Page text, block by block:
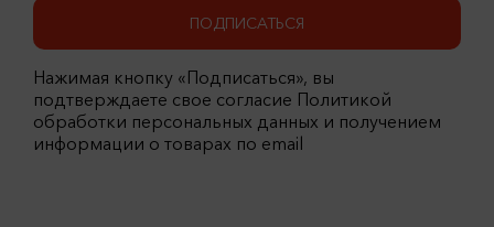
ПОДПИСАТЬСЯ
Нажимая кнопку «Подписаться», вы
подтверждаете свое согласие Политикой
обработки персональных данных и получением
информации о товарах по email